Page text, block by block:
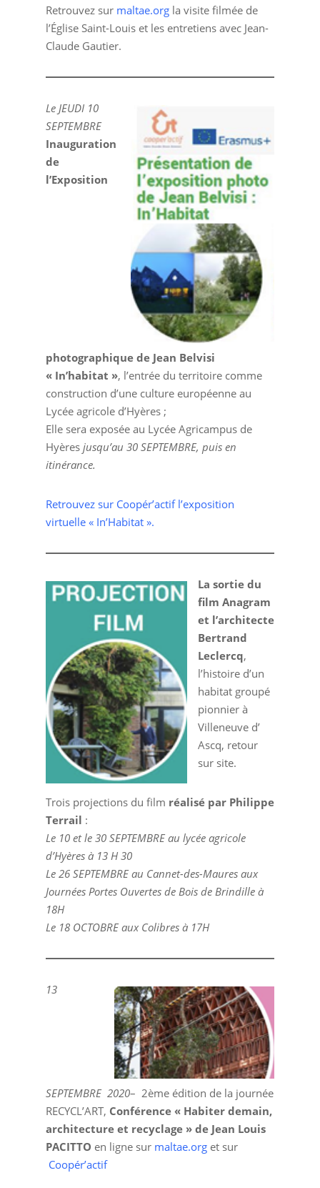
Retrouvez sur maltae.org la visite filmée de
l’Église Saint-Louis et les entretiens avec Jean-
Claude Gautier.
Le JEUDI 10
SEPTEMBRE
Inauguration
de
l’Exposition
photographique de Jean Belvisi
« In’habitat », l’entrée du territoire comme
construction d’une culture européenne au
Lycée agricole d’Hyères ;
Elle sera exposée au Lycée Agricampus de
Hyères jusqu’au 30 SEPTEMBRE, puis en
itinérance.
Retrouvez sur Coopér’actif l’exposition
virtuelle « In’Habitat ».
La sortie du
film Anagram
et l’architecte
Bertrand
Leclercq,
l’histoire d’un
habitat groupé
pionnier à
Villeneuve d’
Ascq, retour
sur site.
Trois projections du film réalisé par Philippe
Terrail :
Le 10 et le 30 SEPTEMBRE au lycée agricole
d’Hyères à 13 H 30
Le 26 SEPTEMBRE au Cannet-des-Maures aux
Journées Portes Ouvertes de Bois de Brindille à
18H
Le 18 OCTOBRE aux Colibres à 17H
13
SEPTEMBRE 2020– 2ème édition de la journée
RECYCL’ART, Conférence « Habiter demain,
architecture et recyclage » de Jean Louis
PACITTO en ligne sur maltae.org et sur
Coopér’actif